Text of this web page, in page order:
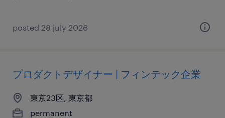
posted 28 july 2026
プロダクトデザイナー | フィンテック企業
東京23区, 東京都
permanent